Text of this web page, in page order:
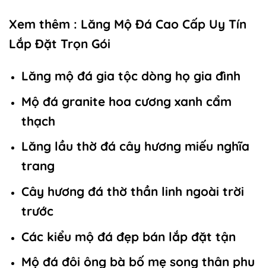
Xem thêm : Lăng Mộ Đá Cao Cấp Uy Tín
Lắp Đặt Trọn Gói
Lăng mộ đá gia tộc dòng họ gia đình
Mộ đá granite hoa cương xanh cẩm
thạch
Lăng lầu thờ đá cây hương miếu nghĩa
trang
Cây hương đá thờ thần linh ngoài trời
trước
Các kiểu mộ đá đẹp bán lắp đặt tận
Mộ đá đôi ông bà bố mẹ song thân phu